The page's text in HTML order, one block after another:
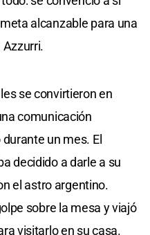
alcanzable para una
se convirtieron en
comunicación
un mes. El
decidido a darle a su
el astro argentino.
sobre la mesa y viajó
visitarlo en su casa.